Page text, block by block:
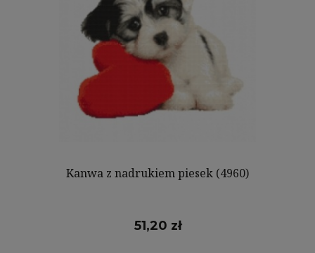
Kanwa z nadrukiem piesek (4960)
51,20 zł